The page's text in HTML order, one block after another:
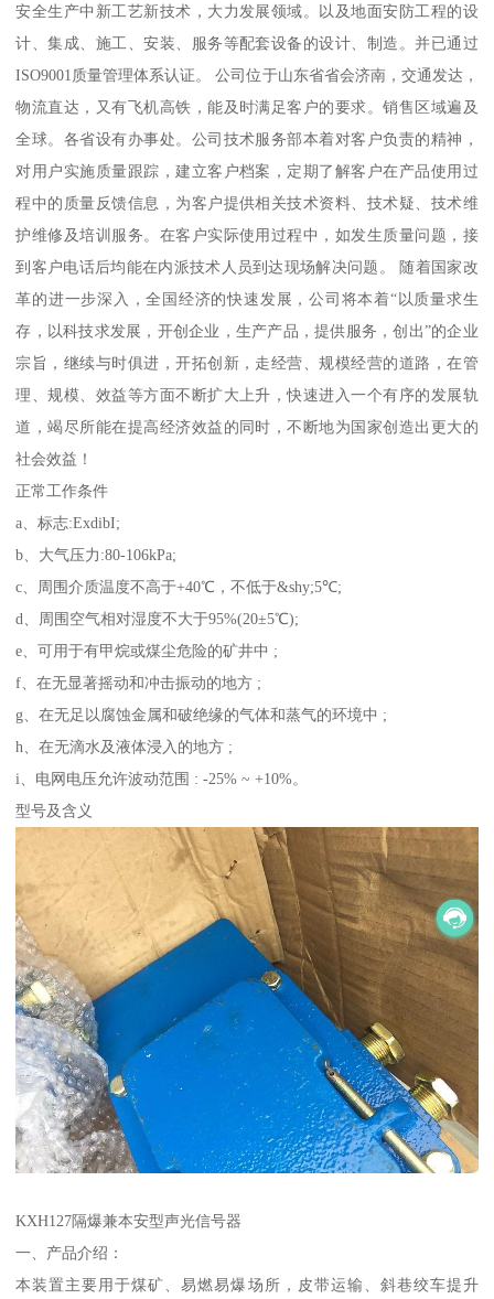
安全生产中新工艺新技术，大力发展领域。以及地面安防工程的设
计、集成、施工、安装、服务等配套设备的设计、制造。并已通过
ISO9001质量管理体系认证。 公司位于山东省省会济南，交通发达，
物流直达，又有飞机高铁，能及时满足客户的要求。销售区域遍及
全球。各省设有办事处。公司技术服务部本着对客户负责的精神，
对用户实施质量跟踪，建立客户档案，定期了解客户在产品使用过
程中的质量反馈信息，为客户提供相关技术资料、技术疑、技术维
护维修及培训服务。在客户实际使用过程中，如发生质量问题，接
到客户电话后均能在内派技术人员到达现场解决问题。 随着国家改
革的进一步深入，全国经济的快速发展，公司将本着“以质量求生
存，以科技求发展，开创企业，生产产品，提供服务，创出”的企业
宗旨，继续与时俱进，开拓创新，走经营、规模经营的道路，在管
理、规模、效益等方面不断扩大上升，快速进入一个有序的发展轨
道，竭尽所能在提高经济效益的同时，不断地为国家创造出更大的
社会效益！
正常工作条件
a、标志:ExdibI;
b、大气压力:80-106kPa;
c、周围介质温度不高于+40℃，不低于&shy;5℃;
d、周围空气相对湿度不大于95%(20±5℃);
e、可用于有甲烷或煤尘危险的矿井中 ;
f、在无显著摇动和冲击振动的地方 ;
g、在无足以腐蚀金属和破绝缘的气体和蒸气的环境中 ;
h、在无滴水及液体浸入的地方 ;
i、电网电压允许波动范围 : -25% ~ +10%。
型号及含义
KXH127隔爆兼本安型声光信号器
一、产品介绍：
本装置主要用于煤矿、易燃易爆场所，皮带运输、斜巷绞车提升